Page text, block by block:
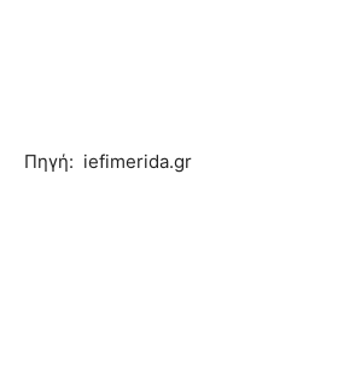
Πηγή: iefimerida.gr